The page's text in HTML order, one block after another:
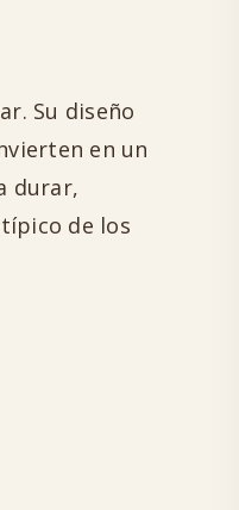
Su diseño
en un
durar,
de los